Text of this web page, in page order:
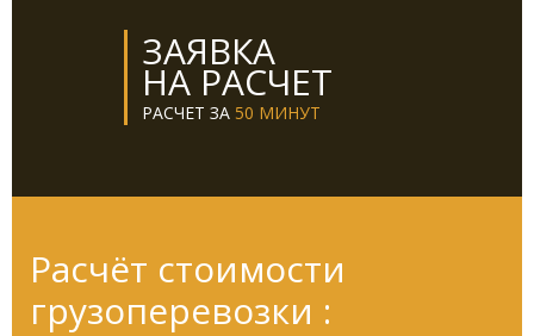
ЗАЯВКА
НА РАСЧЕТ
РАСЧЕТ ЗА 50 МИНУТ
Расчёт стоимости
грузоперевозки :